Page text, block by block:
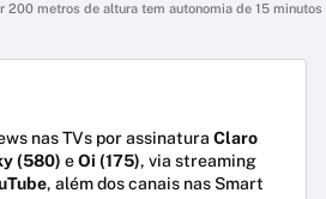
200 metros de altura tem autonomia de 15 minutos
nas TVs por assinatura Claro
(580) eOi (175), via streaming
, além dos canais nas Smart